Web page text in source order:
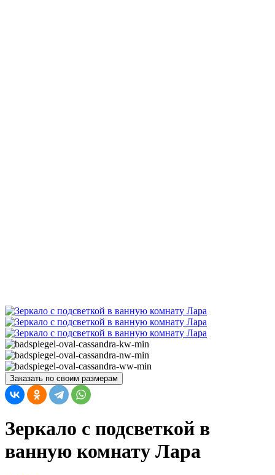
Заказать по своим размерам
Зеркало с подсветкой в
ванную комнату Лара